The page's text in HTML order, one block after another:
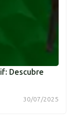
Descubre
30/07/2025